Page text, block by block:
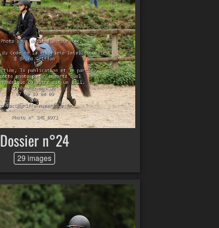
Dossier n°24
29 images